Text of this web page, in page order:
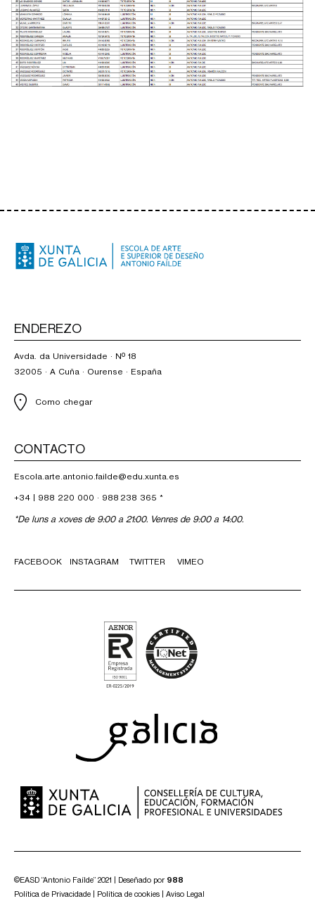
ENDEREZO
Avda. da Universidade · Nº 18
32005 · A Cuña · Ourense · España
Como chegar
CONTACTO
Escola.arte.antonio.failde@edu.xunta.es
+34 | 988 220 000 · 988 238 365 *
*De luns a xoves de 9:00 a 21:00. Venres de 9:00 a 14:00.
FACEBOOK INSTAGRAM TWITTER VIMEO
©EASD “Antonio Faílde” 2021 | Deseñado por 988
Política de Privacidade
Política de cookies Aviso Legal